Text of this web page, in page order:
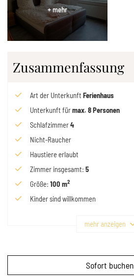
Zusammenfassung
Art der Unterkunft Ferienhaus
Unterkunft fürmax. 8Personen
Schlafzimmer4
Nicht-Raucher
Haustiere erlaubt
Zimmer insgesamt: 5
Größe: 100 m2
Kinder sind willkommen
mehr anzeigen
Sofort buchen